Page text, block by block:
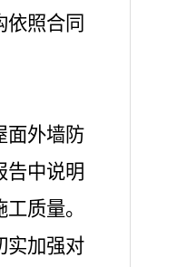
照合同
面外墙防
告中说明
质量。
实加强对